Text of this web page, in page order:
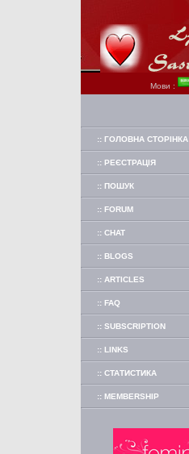
Мови :
:: ГОЛОВНА СТОРІНКА
:: РЕЄСТРАЦІЯ
:: ПОШУК
:: FORUM
:: CHAT
:: BLOGS
:: ARTICLES
:: FAQ
:: SUBSCRIPTION
:: LINKS
:: СТАТИСТИКА
:: MEMBERSHIP